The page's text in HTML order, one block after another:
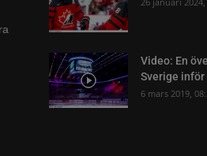
Video: En
Sverige inför
6 mars 2019,